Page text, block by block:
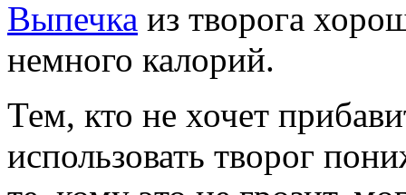
Выпечка из творога
немного калорий.
Тем, кто не хочет
использовать творог